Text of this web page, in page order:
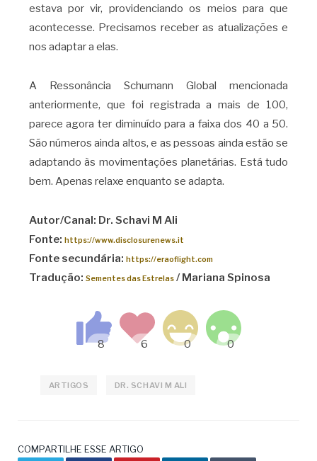
estava por vir, providenciando os meios para que
acontecesse. Precisamos receber as atualizações e
nos adaptar a elas.
A Ressonância Schumann Global mencionada
anteriormente, que foi registrada a mais de 100,
parece agora ter diminuído para a faixa dos 40 a 50.
São números ainda altos, e as pessoas ainda estão se
adaptando às movimentações planetárias. Está tudo
bem. Apenas relaxe enquanto se adapta.
Autor/Canal: Dr. Schavi M Ali
Fonte: https://www.disclosurenews.it
Fonte secundária: https://eraoflight.com
Tradução: Sementes das Estrelas/ Mariana Spinosa
ARTIGOS DR. SCHAVI M ALI
COMPARTILHE ESSE ARTIGO